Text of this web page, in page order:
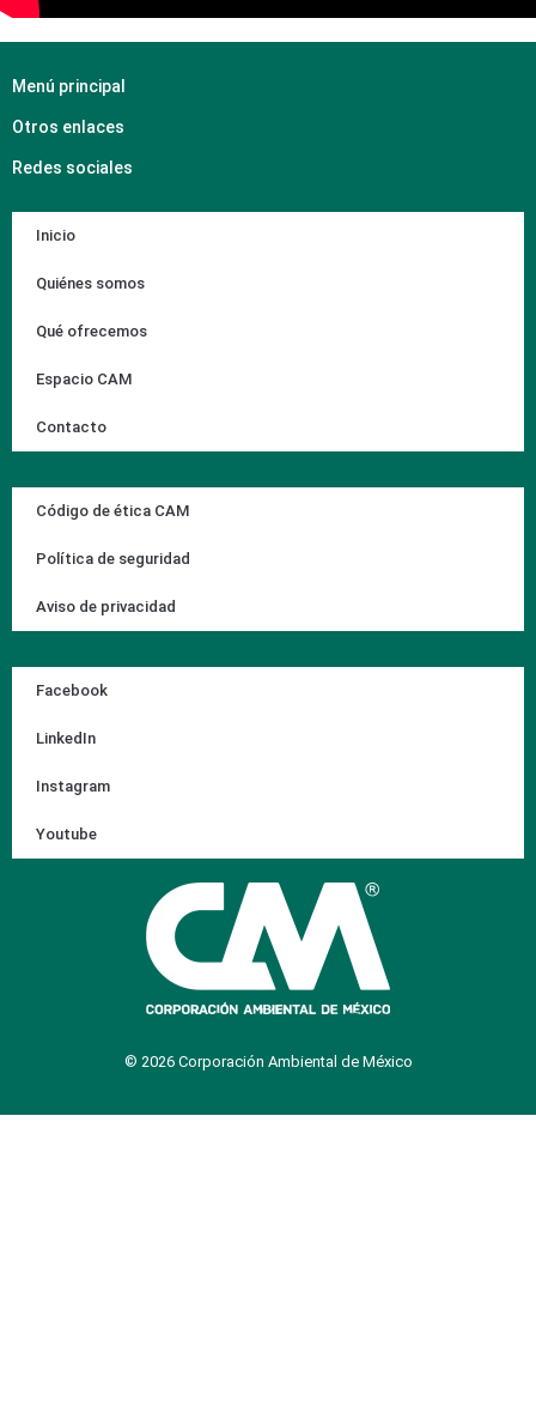
Menú principal
Otros enlaces
Redes sociales
Inicio
Quiénes somos
Qué ofrecemos
Espacio CAM
Contacto
Código de ética CAM
Política de seguridad
Aviso de privacidad
Facebook
LinkedIn
Instagram
Youtube
© 2026 Corporación Ambiental de México